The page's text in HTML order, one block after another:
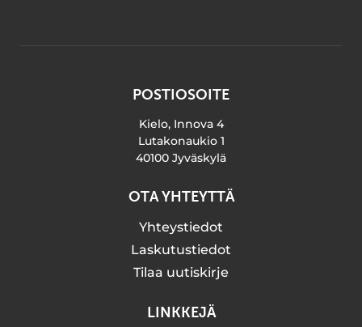
POSTIOSOITE
Kielo, Innova 4
Lutakonaukio 1
40100 Jyväskylä
OTA YHTEYTTÄ
Yhteystiedot
Laskutustiedot
Tilaa uutiskirje
LINKKEJÄ